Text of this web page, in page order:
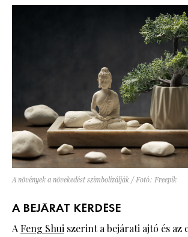
A növények a növekedést szimbolizálják / Fotó: Freepik
A BEJÁRAT KÉRDÉSE
AFeng Shui szerint a bejárati ajtó és az